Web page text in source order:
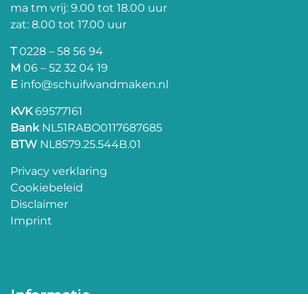
ma tm vrij: 9.00 tot 18.00 uur
zat: 8.00 tot 17.00 uur
T0228 – 58 56 94
M 06 – 52 32 04 19
E info@schuifwandmaken.nl
KVK69577161
BankNL51RABO0117687685
BTW NL8579.25.544B.01
Privacy verklaring
Cookiebeleid
Disclaimer
Imprint